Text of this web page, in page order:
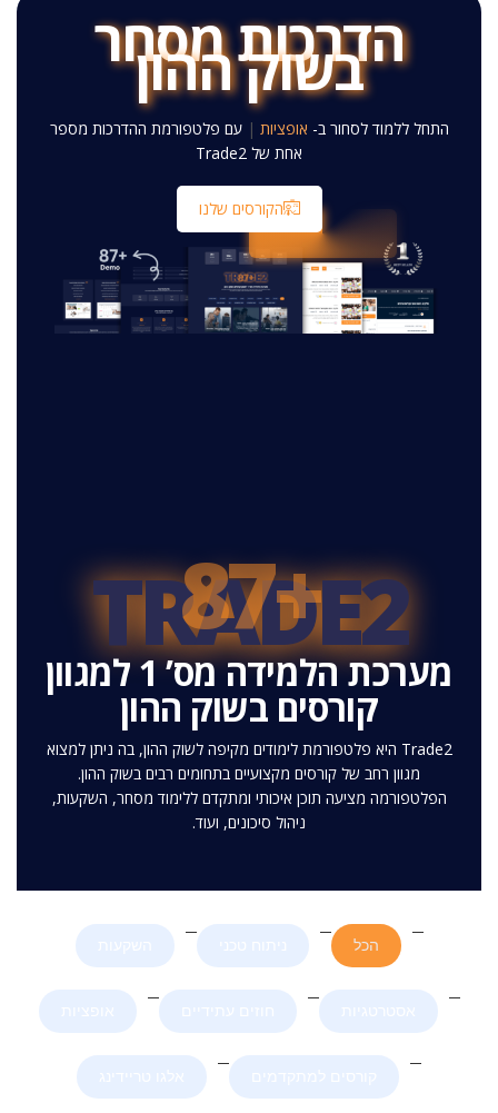
הדרכות מסחר
בשוק ההון
התחל ללמוד לסחור ב-אגרות חוב| עם פלטפורמת ההדרכות
מספר אחת של Trade2
הקורסים שלנו
TRADE2
+87
מערכת הלמידה מס’ 1 למגוון
קורסים בשוק ההון
Trade2 היא פלטפורמת לימודים מקיפה לשוק ההון, בה ניתן למצוא
מגוון רחב של קורסים מקצועיים בתחומים רבים בשוק ההון.
הפלטפורמה מציעה תוכן איכותי ומתקדם ללימוד מסחר, השקעות,
ניהול סיכונים, ועוד.
הכל